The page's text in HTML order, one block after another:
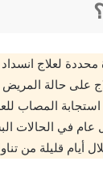
لعلاج انسداد
على حالة
استجابة المصاب
عام في الحالات
أيام قليلة من